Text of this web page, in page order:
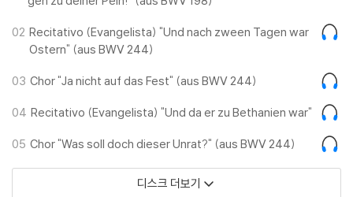
02 Recitativo (Evangelista) "Und nach zween Tagen war
Ostern" (aus BWV 244)
03 Chor "Ja nicht auf das Fest" (aus BWV 244)
04 Recitativo (Evangelista) "Und da er zu Bethanien war"
05 Chor "Was soll doch dieser Unrat?" (aus BWV 244)
디스크 더보기